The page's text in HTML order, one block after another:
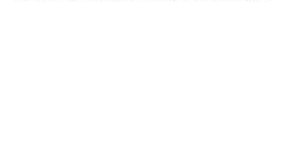
• Sinnstiftung/Vermächtnis und Umgang mit